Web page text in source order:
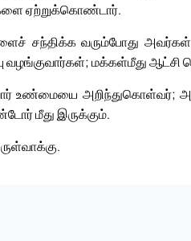
ஏற்றுக்கொண்டார்.
சந்திக்க வரும்போது அவர்கள்
வழங்குவார்கள்; மக்கள்மீது
உண்மையை அறிந்துகொள்வர்;
மீது இருக்கும்.